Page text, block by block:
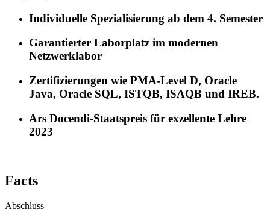
Individuelle Spezialisierung ab dem 4. Semester
Garantierter Laborplatz im modernen
Netzwerklabor
Zertifizierungen wie PMA-Level D, Oracle
Java, Oracle SQL, ISTQB, ISAQB und IREB.
Ars Docendi-Staatspreis für exzellente Lehre
2023
Facts
Abschluss